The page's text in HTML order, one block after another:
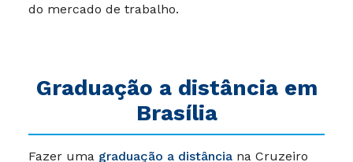
do mercado de trabalho.
Graduação a distância em
Brasília
Fazer uma graduação a distância na Cruzeiro